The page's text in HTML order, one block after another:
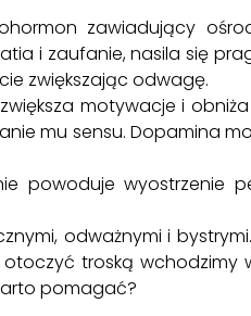
zawiadujący
i zaufanie, nasila się
zwiększając odwagę.
motywacje i
mu sensu. Dopamina
powoduje wyostrzenie
odważnymi i
troską
pomagać?